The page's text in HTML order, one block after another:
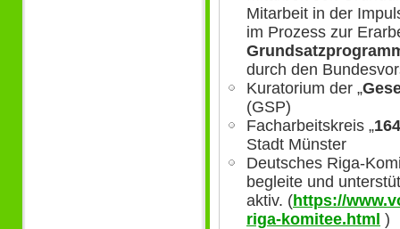
Mitarbeit in der
im Prozess zur
durch den
Kuratorium der „
(GSP)
Facharbeitskreis „
Stadt Münster
Deutsches Riga-
begleite und
aktiv. (https://
riga-komitee.html )